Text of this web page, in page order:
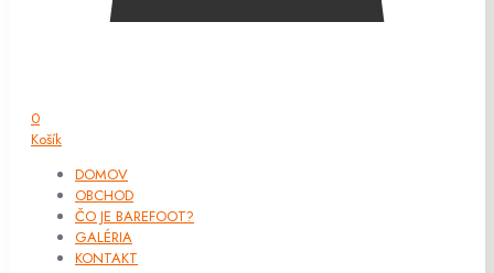
0
Košík
DOMOV
OBCHOD
ČO JE BAREFOOT?
GALÉRIA
KONTAKT